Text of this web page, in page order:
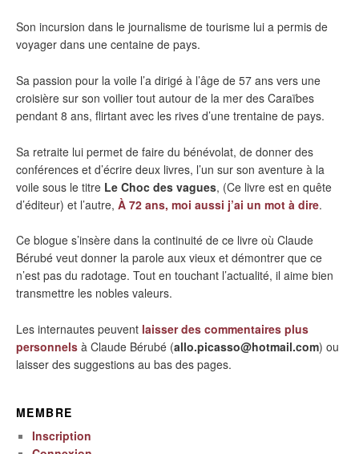
Son incursion dans le journalisme de tourisme lui a permis de
voyager dans une centaine de pays.
Sa passion pour la voile l’a dirigé à l’âge de 57 ans vers une
croisière sur son voilier tout autour de la mer des Caraïbes
pendant 8 ans, flirtant avec les rives d’une trentaine de pays.
Sa retraite lui permet de faire du bénévolat, de donner des
conférences et d’écrire deux livres, l’un sur son aventure à la
voile sous le titre Le Choc des vagues, (Ce livre est en quête
d’éditeur) et l’autre, À 72 ans, moi aussi j’ai un mot à dire.
Ce blogue s’insère dans la continuité de ce livre où Claude
Bérubé veut donner la parole aux vieux et démontrer que ce
n’est pas du radotage. Tout en touchant l’actualité, il aime bien
transmettre les nobles valeurs.
Les internautes peuvent laisser des commentaires plus
personnels à Claude Bérubé (allo.picasso@hotmail.com) ou
laisser des suggestions au bas des pages.
MEMBRE
Inscription